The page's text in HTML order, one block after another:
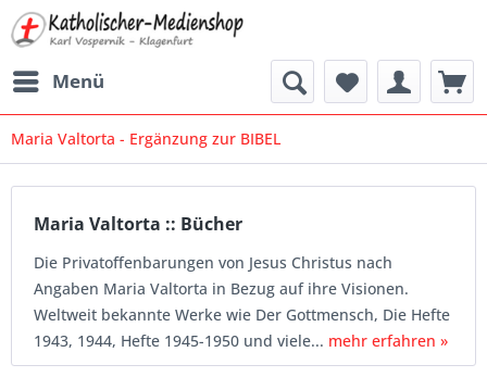
Menü
Maria Valtorta - Ergänzung zur BIBEL
Maria Valtorta :: Bücher
Die Privatoffenbarungen von Jesus Christus nach
Angaben Maria Valtorta in Bezug auf ihre Visionen.
Weltweit bekannte Werke wie Der Gottmensch, Die Hefte
1943, 1944, Hefte 1945-1950 und viele... mehr erfahren »